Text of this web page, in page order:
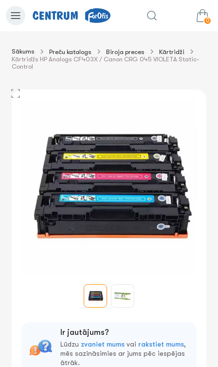
0
uz grozu Summa:0.00€
Sākums Preču katalogs Biroja preces
Kārtridži
Kārtridžs HP Analogs CF403X / Canon CRG 045 VIOLETA Static-
Control
Ir jautājums?
Lūdzu zvaniet mums vai rakstiet mums,
mēs sazināsimies ar jums pēc iespējas
ātrāk.